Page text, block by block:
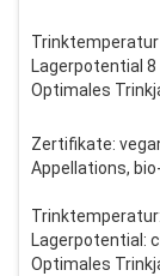
Trinktemperatur
Lagerpotential 8
Optimales
Zertifikate:
Appellations,
Trinktemperatur:
Lagerpotential:
Optimales